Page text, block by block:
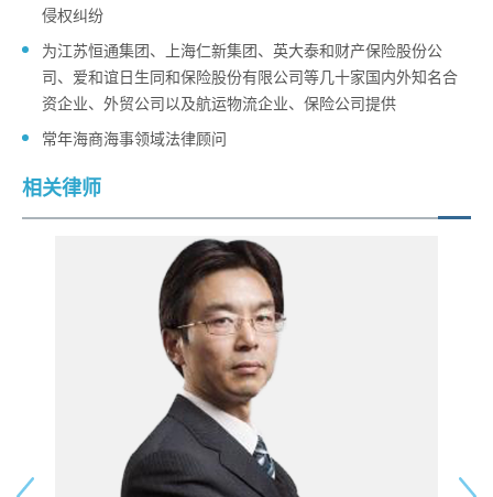
侵权纠纷
为江苏恒通集团、上海仁新集团、英大泰和财产保险股份公
司、爱和谊日生同和保险股份有限公司等几十家国内外知名合
资企业、外贸公司以及航运物流企业、保险公司提供
常年海商海事领域法律顾问
相关律师